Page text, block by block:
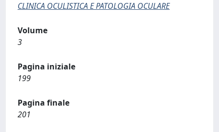
CLINICA OCULISTICA E PATOLOGIA OCULARE
Volume
3
Pagina iniziale
199
Pagina finale
201